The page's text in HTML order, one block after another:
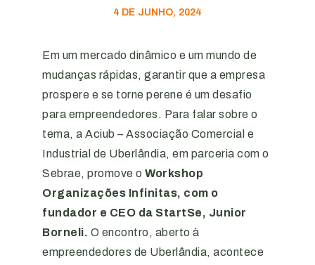
4 DE JUNHO, 2024
Em um mercado dinâmico e um mundo de
mudanças rápidas, garantir que a empresa
prospere e se torne perene é um desafio
para empreendedores. Para falar sobre o
tema, a Aciub – Associação Comercial e
Industrial de Uberlândia, em parceria com o
Sebrae, promove o Workshop
Organizações Infinitas, com o
fundador e CEO da StartSe, Junior
Borneli. O encontro, aberto à
empreendedores de Uberlândia, acontece